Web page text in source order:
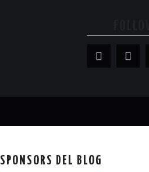
SPONSORS DEL BLOG